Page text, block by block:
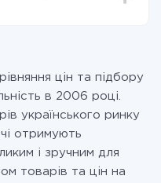
в іншу через
про
цін та підбору
в 2006 році.
українського ринку
отримують
і зручним для
товарів та цін на